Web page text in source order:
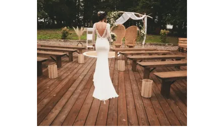
AJOUTER AU DEVIS